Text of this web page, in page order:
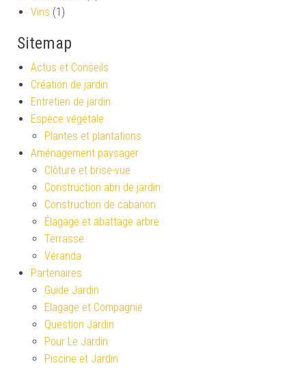
Vins (1)
Sitemap
Actus et Conseils
Création de jardin
Entretien de jardin
Espèce végétale
Plantes et plantations
Aménagement paysager
Clôture et brise-vue
Construction abri de jardin
Construction de cabanon
Élagage et abattage arbre
Terrasse
Véranda
Partenaires
Guide Jardin
Elagage et Compagnie
Question Jardin
Pour Le Jardin
Piscine et Jardin